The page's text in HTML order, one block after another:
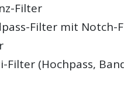
Filter
Filter mit Notch-
Filter (Hochpass,